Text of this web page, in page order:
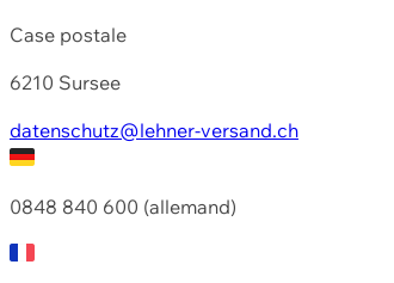
Case postale
6210 Sursee
datenschutz@lehner-versand.ch
0848 840 600 (allemand)